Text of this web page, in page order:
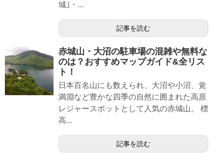
城｣・...
記事を読む
赤城山・大沼の駐車場の混雑や無料な
のは？おすすめマップガイド&全リス
ト！
日本百名山にも数えられ、大沼や小沼、覚
満淵など豊かな四季の自然に囲まれた高原
レジャースポットとして人気の赤城山。 標
高...
記事を読む